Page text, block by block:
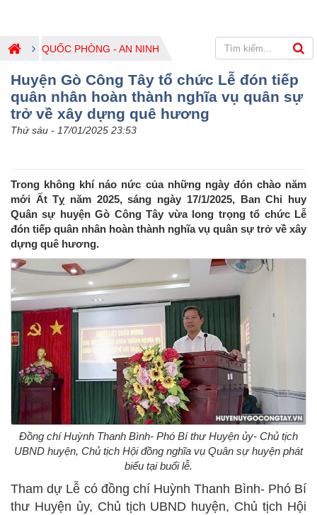
QUỐC PHÒNG - AN NINH
Huyện Gò Công Tây tổ chức Lễ đón tiếp
quân nhân hoàn thành nghĩa vụ quân sự
trở về xây dựng quê hương
Thứ sáu - 17/01/2025 23:53
Trong không khí náo nức của những ngày đón chào năm
mới Ất Tỵ năm 2025, sáng ngày 17/1/2025, Ban Chỉ huy
Quân sự huyện Gò Công Tây vừa long trọng tổ chức Lễ
đón tiếp quân nhân hoàn thành nghĩa vụ quân sự trở về xây
dựng quê hương.
Đồng chí Huỳnh Thanh Bình- Phó Bí thư Huyện ủy- Chủ tịch
UBND huyện, Chủ tịch Hội đồng nghĩa vụ Quân sự huyện phát
biểu tại buổi lễ.
Tham dự Lễ có đồng chí Huỳnh Thanh Bình- Phó Bí
thư Huyện ủy, Chủ tịch UBND huyện, Chủ tịch Hội